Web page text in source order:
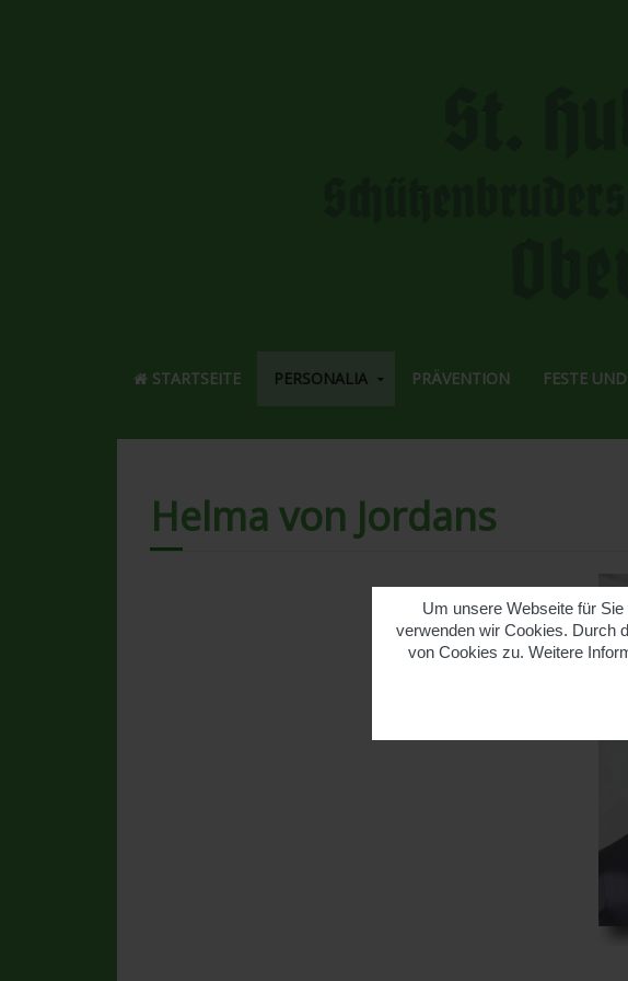
Um unsere Webseite für
verwenden wir Cookies. Durch
von Cookies zu. Weitere
STARTSEITE PERSONALIA PRÄVENTION FESTE
Helma von Jordans